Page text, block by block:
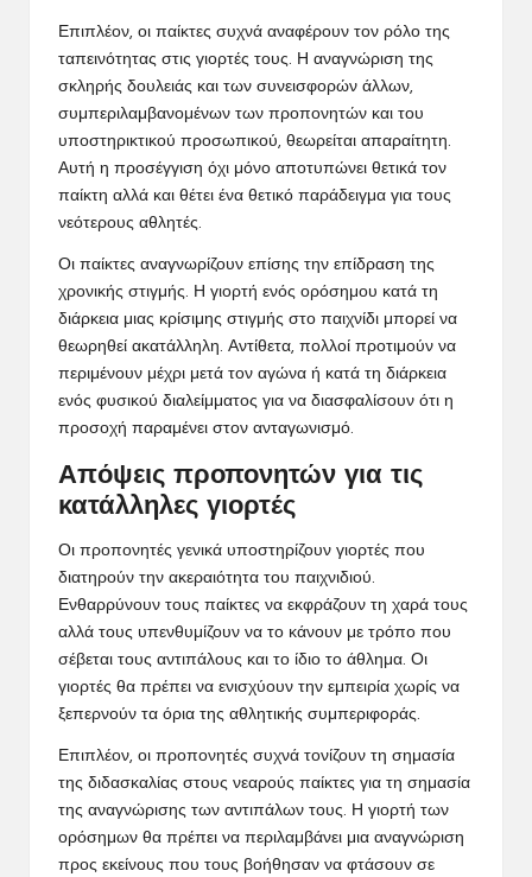
Επιπλέον, οι παίκτες συχνά αναφέρουν τον ρόλο της
ταπεινότητας στις γιορτές τους. Η αναγνώριση της
σκληρής δουλειάς και των συνεισφορών άλλων,
συμπεριλαμβανομένων των προπονητών και του
υποστηρικτικού προσωπικού, θεωρείται απαραίτητη.
Αυτή η προσέγγιση όχι μόνο αποτυπώνει θετικά τον
παίκτη αλλά και θέτει ένα θετικό παράδειγμα για τους
νεότερους αθλητές.
Οι παίκτες αναγνωρίζουν επίσης την επίδραση της
χρονικής στιγμής. Η γιορτή ενός ορόσημου κατά τη
διάρκεια μιας κρίσιμης στιγμής στο παιχνίδι μπορεί να
θεωρηθεί ακατάλληλη. Αντίθετα, πολλοί προτιμούν να
περιμένουν μέχρι μετά τον αγώνα ή κατά τη διάρκεια
ενός φυσικού διαλείμματος για να διασφαλίσουν ότι η
προσοχή παραμένει στον ανταγωνισμό.
Απόψεις προπονητών για τις
κατάλληλες γιορτές
Οι προπονητές γενικά υποστηρίζουν γιορτές που
διατηρούν την ακεραιότητα του παιχνιδιού.
Ενθαρρύνουν τους παίκτες να εκφράζουν τη χαρά τους
αλλά τους υπενθυμίζουν να το κάνουν με τρόπο που
σέβεται τους αντιπάλους και το ίδιο το άθλημα. Οι
γιορτές θα πρέπει να ενισχύουν την εμπειρία χωρίς να
ξεπερνούν τα όρια της αθλητικής συμπεριφοράς.
Επιπλέον, οι προπονητές συχνά τονίζουν τη σημασία
της διδασκαλίας στους νεαρούς παίκτες για τη σημασία
της αναγνώρισης των αντιπάλων τους. Η γιορτή των
ορόσημων θα πρέπει να περιλαμβάνει μια αναγνώριση
προς εκείνους που τους βοήθησαν να φτάσουν σε